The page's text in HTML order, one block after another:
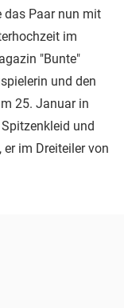
das Paar nun mit
im
"Bunte"
und den
25. Januar in
und
im Dreiteiler von